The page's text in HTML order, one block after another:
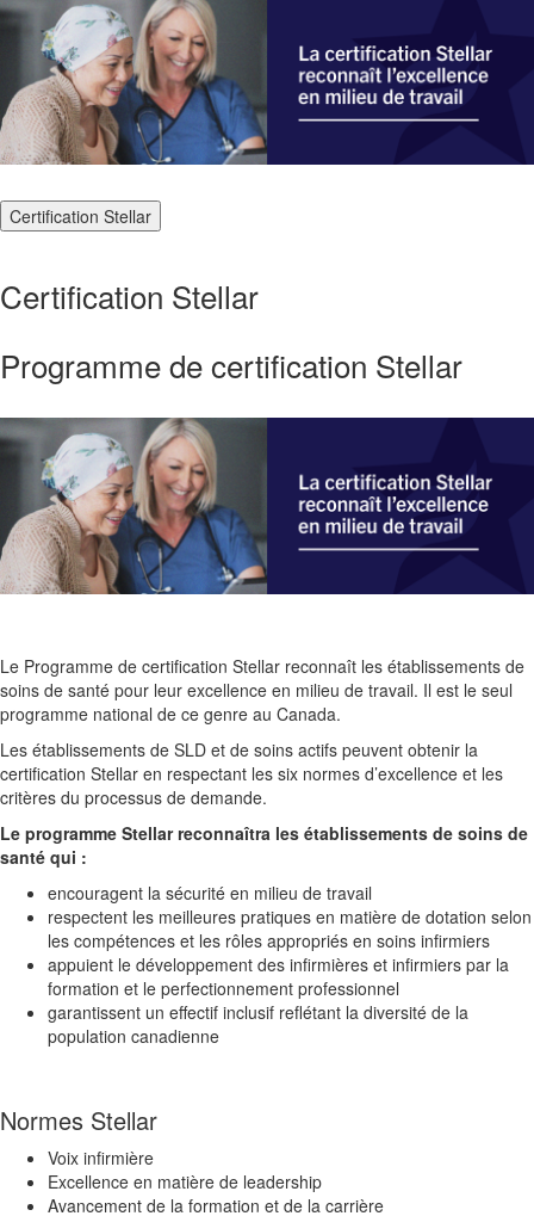
Certification Stellar
Certification Stellar
Programme de certification Stellar
Le Programme de certification Stellar reconnaît les établissements de
soins de santé pour leur excellence en milieu de travail. Il est le seul
programme national de ce genre au Canada.
Les établissements de SLD et de soins actifs peuvent obtenir la
certification Stellar en respectant les six normes d’excellence et les
critères du processus de demande.
Le programme Stellar reconnaîtra les établissements de soins de
santé qui :
encouragent la sécurité en milieu de travail
respectent les meilleures pratiques en matière de dotation selon
les compétences et les rôles appropriés en soins infirmiers
appuient le développement des infirmières et infirmiers par la
formation et le perfectionnement professionnel
garantissent un effectif inclusif reflétant la diversité de la
population canadienne
Normes Stellar
Voix infirmière
Excellence en matière de leadership
Avancement de la formation et de la carrière